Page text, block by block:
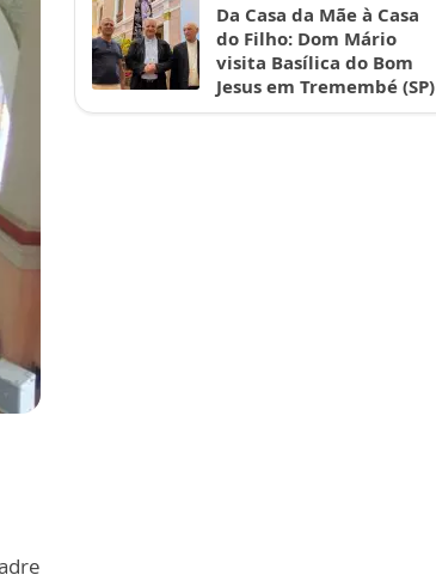
Da Casa da Mãe à Casa
do Filho: Dom Mário
visita Basílica do Bom
Jesus em Tremembé (SP)